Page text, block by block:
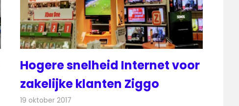
Hogere snelheid Internet voor
zakelijke klanten Ziggo
19 oktober 2017